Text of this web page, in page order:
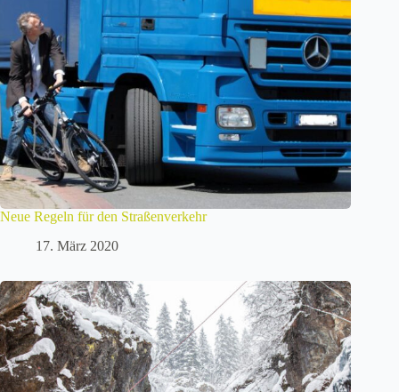
Neue Regeln für den Straßenverkehr
17. März 2020